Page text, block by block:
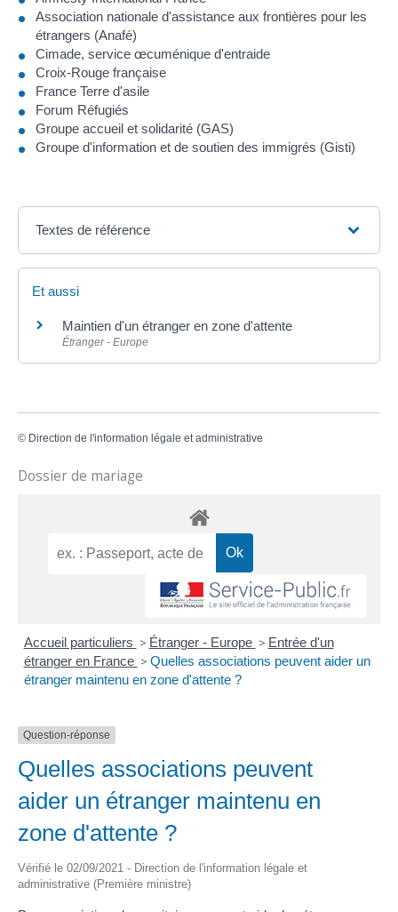
Association nationale d'assistance aux frontières pour les
étrangers (Anafé)
Cimade, service œcuménique d'entraide
Croix-Rouge française
France Terre d'asile
Forum Réfugiés
Groupe accueil et solidarité (GAS)
Groupe d'information et de soutien des immigrés (Gisti)
Textes de référence
Et aussi
Maintien d'un étranger en zone d'attente
Étranger - Europe
© Direction de l'information légale et administrative
Dossier de mariage
Accueil particuliers > Étranger - Europe > Entrée d'un
étranger en France > Quelles associations peuvent aider un
étranger maintenu en zone d'attente ?
Question-réponse
Quelles associations peuvent
aider un étranger maintenu en
zone d'attente ?
Vérifié le 02/09/2021 - Direction de l'information légale et
administrative (Première ministre)